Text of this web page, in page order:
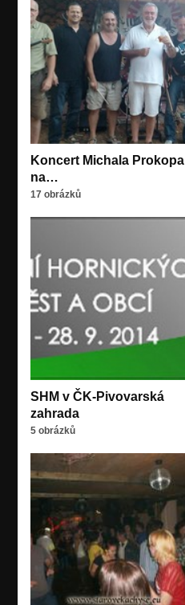
Koncert Michala Prokopa
na…
17 obrázků
SHM v ČK-Pivovarská
zahrada
5 obrázků